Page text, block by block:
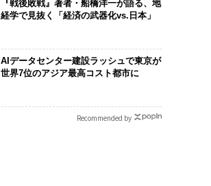
『戦後敗戦』著者・船橋洋一が語る、地
経学で見抜く「経済の武器化vs.日本」
AIデータセンター建設ラッシュで東京が
世界7位のアジア最高コスト都市に
Recommended by